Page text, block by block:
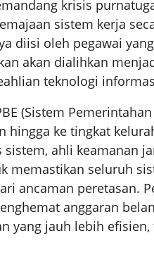
krisis
sistem kerja
diisi oleh pegawai
akan dialihkan
teknologi
(Sistem
hingga ke tingkat
ahli keamanan
memastikan seluruh
ancaman peretasan.
anggaran
yang jauh lebih